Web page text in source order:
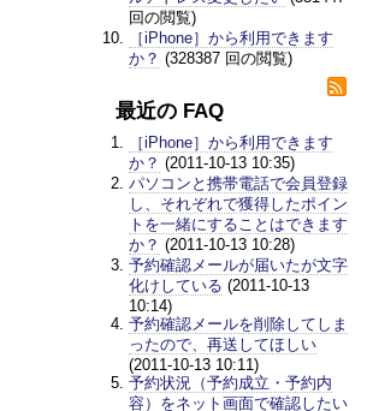
回の閲覧)
［iPhone］から利用できます
か？ (328387 回の閲覧)
最近の FAQ
［iPhone］から利用できます
か？ (2011-10-13 10:35)
パソコンと携帯電話で会員登録
し、それぞれで獲得したポイン
トを一緒にすることはできます
か？ (2011-10-13 10:28)
予約確認メールが届いたが文字
化けしている (2011-10-13
10:14)
予約確認メールを削除してしま
ったので、再送してほしい
(2011-10-13 10:11)
予約状況（予約成立・予約内
容）をネット画面で確認したい